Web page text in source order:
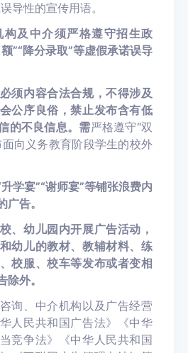
导性的宣传用语。
及中介须严格遵守招生政
”“降分录取”等虚假承诺误导
须内容合法合规，不得涉及
公序良俗，禁止发布含有低
的不良信息。 需严格遵守“双
向义务教育阶段学生的校外
学宴”“谢师宴”等铺张浪费内
告。
、幼儿园内开展广告活动，
幼儿的教材、教辅材料、练
校服、校车等发布或者变相
外。
询、中介机构以及广告经营
人民共和国广告法》《中华
竞争法》《中华人民共和国